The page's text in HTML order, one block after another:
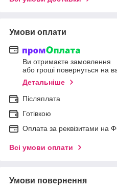
Умови оплати
Ви отримаєте замовлення
або гроші повернуться на
Детальніше
Післяплата
Готівкою
Оплата за реквізитами на
Всі умови оплати
Умови повернення